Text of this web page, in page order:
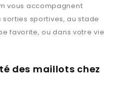
vous accompagnent
sportives, au stade
favorite, ou dans votre vie
des maillots chez